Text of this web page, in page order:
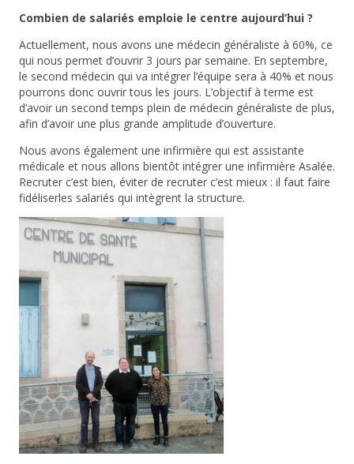
Combien de salariés emploie le centre aujourd’hui ?
Actuellement, nous avons une médecin généraliste à 60%, ce
qui nous permet d’ouvrir 3 jours par semaine. En septembre,
le second médecin qui va intégrer l’équipe sera à 40% et nous
pourrons donc ouvrir tous les jours. L’objectif à terme est
d’avoir un second temps plein de médecin généraliste de plus,
afin d’avoir une plus grande amplitude d’ouverture.
Nous avons également une infirmière qui est assistante
médicale et nous allons bientôt intégrer une infirmière Asalée.
Recruter c’est bien, éviter de recruter c’est mieux : il faut faire
fidéliserles salariés qui intègrent la structure.